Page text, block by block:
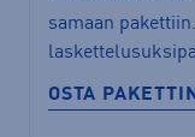
samaan
OSTA